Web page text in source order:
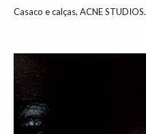
Casaco e calças, ACNE STUDIOS.